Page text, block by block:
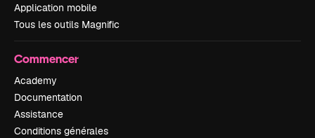
Application mobile
Tous les outils Magnific
Commencer
Academy
Documentation
Assistance
Conditions générales